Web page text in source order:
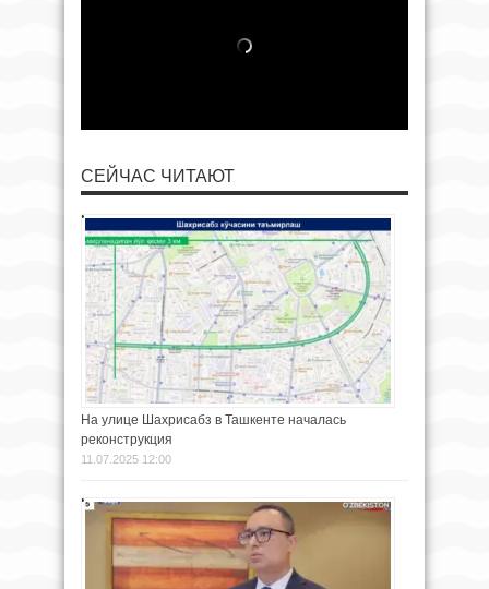
СЕЙЧАС ЧИТАЮТ
На улице Шахрисабз в Ташкенте началась
реконструкция
11.07.2025 12:00